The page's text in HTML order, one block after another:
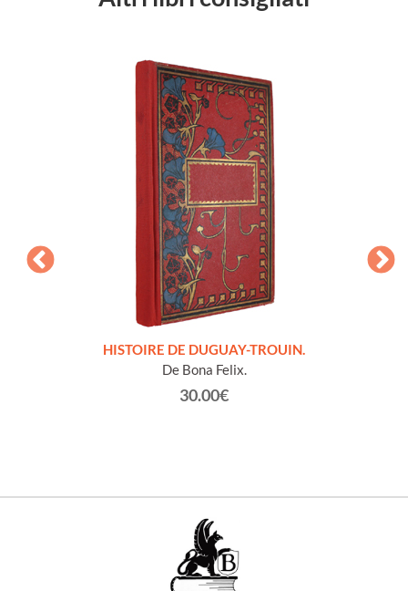
HISTOIRE DE DUGUAY-TROUIN.
De Bona Felix.
30.00€